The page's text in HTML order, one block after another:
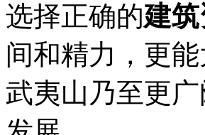
选择正确的建
间和精力，更
武夷山乃至更